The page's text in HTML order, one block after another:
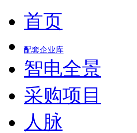
首页
配套企业库
智电全景
采购项目
人脉